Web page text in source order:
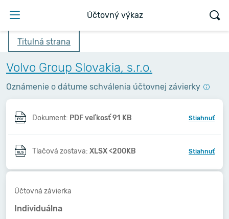
Účtovný výkaz
Titulná strana
Volvo Group Slovakia, s.r.o.
Oznámenie o dátume schválenia účtovnej závierky
Dokument: PDF veľkosť 91 KB Stiahnuť
Tlačová zostava: XLSX <200KB Stiahnuť
Účtovná závierka
Individuálna